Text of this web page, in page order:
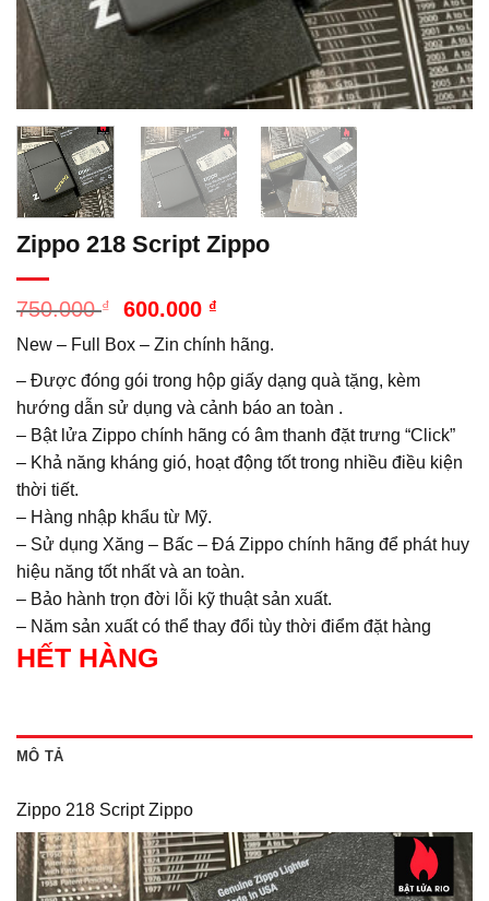
Zippo 218 Script Zippo
750.000₫
Giá
là:
750.000 ₫.
600.000 ₫
tại
là:
600.000 ₫.
New – Full Box – Zin chính hãng.
– Được đóng gói trong hộp giấy dạng quà tặng, kèm
hướng dẫn sử dụng và cảnh báo an toàn .
– Bật lửa Zippo chính hãng có âm thanh đặt trưng “Click”
– Khả năng kháng gió, hoạt động tốt trong nhiều điều kiện
thời tiết.
– Hàng nhập khẩu từ Mỹ.
– Sử dụng Xăng – Bấc – Đá Zippo chính hãng để phát huy
hiệu năng tốt nhất và an toàn.
– Bảo hành trọn đời lỗi kỹ thuật sản xuất.
– Năm sản xuất có thể thay đổi tùy thời điểm đặt hàng
HẾT HÀNG
MÔ TẢ
Zippo 218 Script Zippo